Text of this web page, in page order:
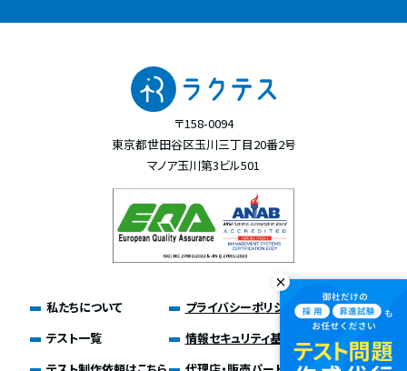
〒158-0094
東京都世田谷区玉川三丁目20番2号
マノア玉川第3ビル501
私たちについて
テスト一覧
プライバシーポリシー
情報セキュリティ基本方針